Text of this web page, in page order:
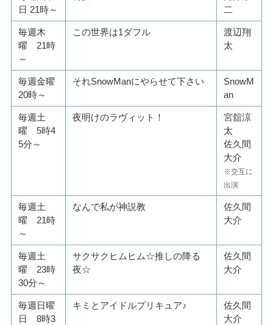
日 21時～
二
毎週木
曜 21時
～
この世界は1ダフル
渡辺翔
太
毎週金曜
20時～
それSnowManにやらせて下さい
SnowM
an
毎週土
曜 5時4
5分～
夜明けのラヴィット！
宮舘涼
太
佐久間
大介
※交互に
出演
毎週土
曜 21時
～
なんで私が神説教
佐久間
大介
毎週土
曜 23時
30分～
サクサクヒムヒム☆推しの降る
夜☆
佐久間
大介
毎週日曜
日 8時3
キミとアイドルプリキュア♪
佐久間
大介